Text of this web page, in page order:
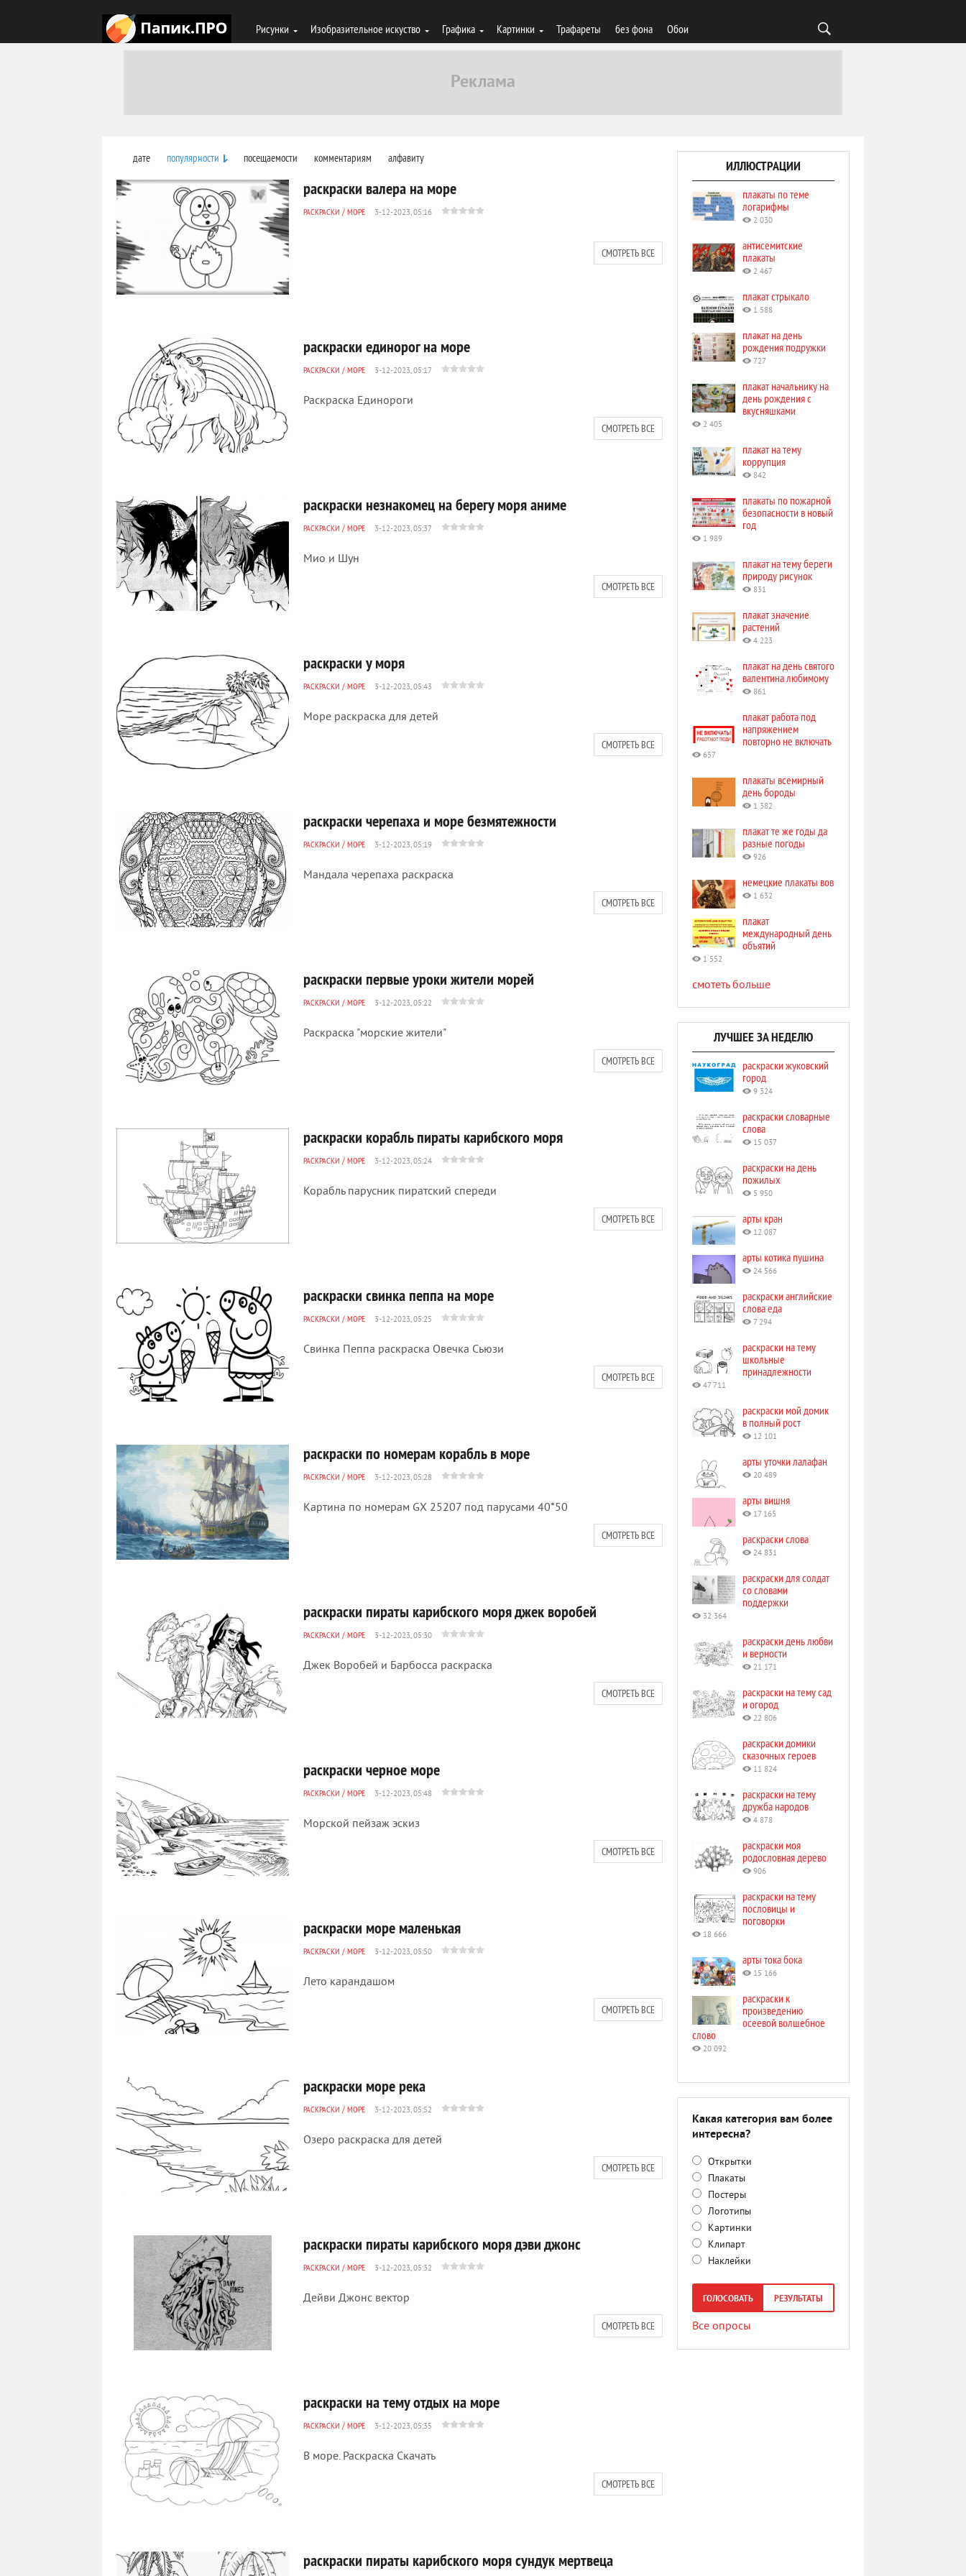
Рисунки Изобразительное искуство Графика Картинки Трафареты без фона Обои
дате популярности посещаемости комментариям алфавиту
раскраски валера на море
РАСКРАСКИ / МОРЕ 3-12-2023, 05:16
СМОТРЕТЬ ВСЕ
раскраски единорог на море
РАСКРАСКИ / МОРЕ 3-12-2023, 05:17
Раскраска Единороги
СМОТРЕТЬ ВСЕ
раскраски незнакомец на берегу моря аниме
РАСКРАСКИ / МОРЕ 3-12-2023, 05:37
Мио и Шун
СМОТРЕТЬ ВСЕ
раскраски у моря
РАСКРАСКИ / МОРЕ 3-12-2023, 05:43
Море раскраска для детей
СМОТРЕТЬ ВСЕ
раскраски черепаха и море безмятежности
РАСКРАСКИ / МОРЕ 3-12-2023, 05:19
Мандала черепаха раскраска
СМОТРЕТЬ ВСЕ
раскраски первые уроки жители морей
РАСКРАСКИ / МОРЕ 3-12-2023, 05:22
Раскраска "морские жители"
СМОТРЕТЬ ВСЕ
раскраски корабль пираты карибского моря
РАСКРАСКИ / МОРЕ 3-12-2023, 05:24
Корабль парусник пиратский спереди
СМОТРЕТЬ ВСЕ
раскраски свинка пеппа на море
РАСКРАСКИ / МОРЕ 3-12-2023, 05:25
Свинка Пеппа раскраска Овечка Сьюзи
СМОТРЕТЬ ВСЕ
раскраски по номерам корабль в море
РАСКРАСКИ / МОРЕ 3-12-2023, 05:28
Картина по номерам GX 25207 под парусами 40*50
СМОТРЕТЬ ВСЕ
раскраски пираты карибского моря джек воробей
РАСКРАСКИ / МОРЕ 3-12-2023, 05:30
Джек Воробей и Барбосса раскраска
СМОТРЕТЬ ВСЕ
раскраски черное море
РАСКРАСКИ / МОРЕ 3-12-2023, 05:48
Морской пейзаж эскиз
СМОТРЕТЬ ВСЕ
раскраски море маленькая
РАСКРАСКИ / МОРЕ 3-12-2023, 05:50
Лето карандашом
СМОТРЕТЬ ВСЕ
раскраски море река
РАСКРАСКИ / МОРЕ 3-12-2023, 05:52
Озеро раскраска для детей
СМОТРЕТЬ ВСЕ
раскраски пираты карибского моря дэви джонс
РАСКРАСКИ / МОРЕ 3-12-2023, 05:32
Дейви Джонс вектор
СМОТРЕТЬ ВСЕ
раскраски на тему отдых на море
РАСКРАСКИ / МОРЕ 3-12-2023, 05:35
В море. Раскраска Скачать
СМОТРЕТЬ ВСЕ
раскраски пираты карибского моря сундук мертвеца
ИЛЛЮСТРАЦИИ
плакаты по теме
логарифмы
2 030
антисемитские
плакаты
2 467
плакат стрыкало
1 588
плакат на день
рождения подружки
727
плакат начальнику на
день рождения с
вкусняшками
2 405
плакат на тему
коррупция
842
плакаты по пожарной
безопасности в новый
год
1 989
плакат на тему береги
природу рисунок
831
плакат значение
растений
4 223
плакат на день святого
валентина любимому
861
плакат работа под
напряжением
повторно не включать
657
плакаты всемирный
день бороды
1 382
плакат те же годы да
разные погоды
926
немецкие плакаты вов
1 632
плакат
международный день
объятий
1 552
смотеть больше
ЛУЧШЕЕ ЗА НЕДЕЛЮ
раскраски жуковский
город
9 324
раскраски словарные
слова
15 037
раскраски на день
пожилых
5 950
арты кран
12 087
арты котика пушина
24 566
раскраски английские
слова еда
7 294
раскраски на тему
школьные
принадлежности
47 711
раскраски мой домик
в полный рост
12 101
арты уточки лалафан
20 489
арты вишня
17 165
раскраски слова
24 831
раскраски для солдат
со словами
поддержки
32 364
раскраски день любви
и верности
21 171
раскраски на тему сад
и огород
22 806
раскраски домики
сказочных героев
11 824
раскраски на тему
дружба народов
4 878
раскраски моя
родословная дерево
906
раскраски на тему
пословицы и
поговорки
18 666
арты тока бока
15 166
раскраски к
произведению
осеевой волшебное
слово
20 092
Какая категория вам более
интересна?
Открытки
Плакаты
Постеры
Логотипы
Картинки
Клипарт
Наклейки
ГОЛОСОВАТЬ РЕЗУЛЬТАТЫ
Все опросы